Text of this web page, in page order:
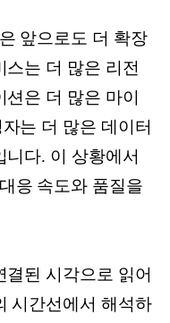
앞으로도 더 확장
스는 더 많은 리전
은 더 많은 마이
는 더 많은 데이터
다. 이 상황에서
응 속도와 품질을
된 시각으로 읽어
시간선에서 해석하